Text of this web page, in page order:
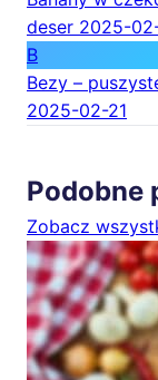
deser 2025-
B
Bezy –
2025-02-21
Podobne
Zobacz